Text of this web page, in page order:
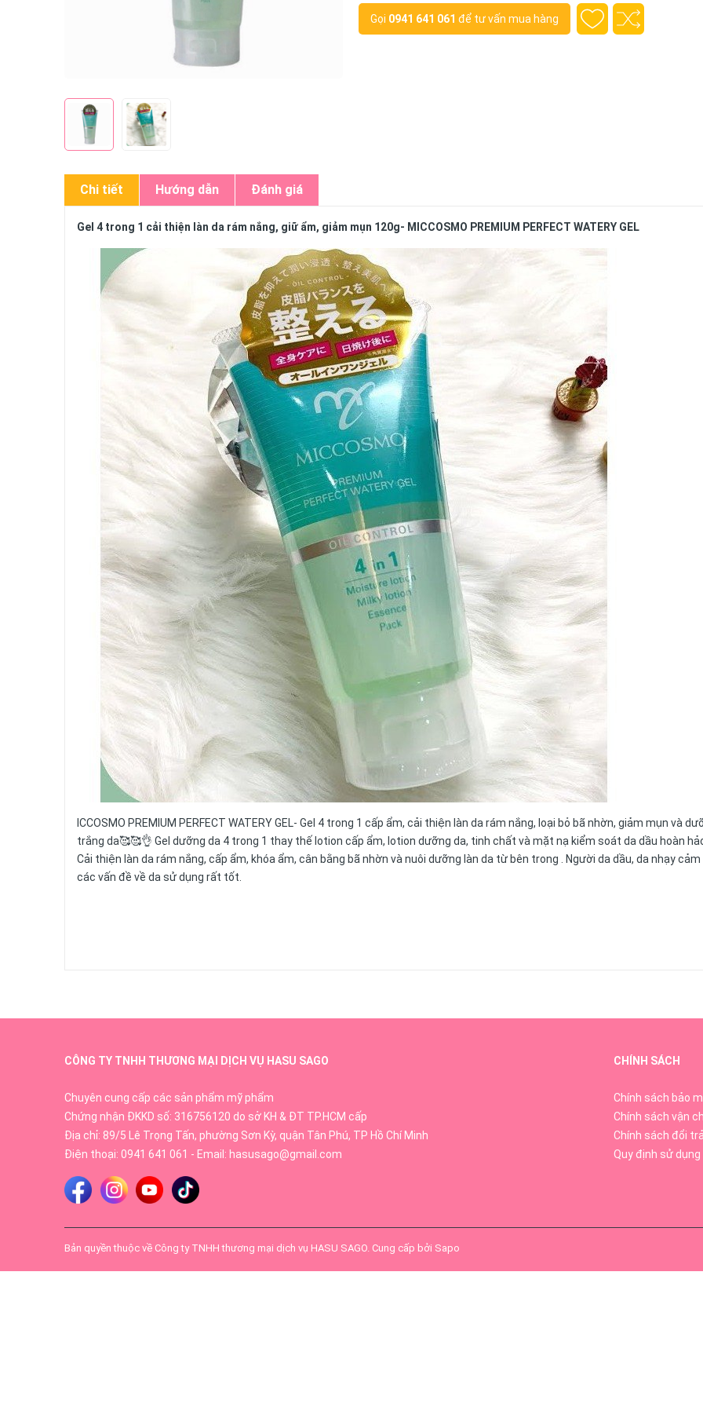
Gọi 0941 641 061 để tư vấn mua hàng
Chi tiết Hướng dẫn Đánh giá
Gel 4 trong 1 cải thiện làn da rám nắng, giữ ẩm, giảm mụn 120g- MICCOSMO PREMIUM PERFECT WATERY GEL
ICCOSMO PREMIUM PERFECT WATERY GEL- Gel 4 trong 1 cấp ẩm, cải thiện làn da rám nắng, loại bỏ bã nhờn, giảm mụn và
trắng da🥰🥰👌 Gel dưỡng da 4 trong 1 thay thế lotion cấp ẩm, lotion dưỡng da, tinh chất và mặt nạ kiểm soát da dầu hoàn
Cải thiện làn da rám nắng, cấp ẩm, khóa ẩm, cân bằng bã nhờn và nuôi dưỡng làn da từ bên trong . Người da dầu, da nhạy cảm
các vấn đề về da sử dụng rất tốt.
CÔNG TY TNHH THƯƠNG MẠI DỊCH VỤ HASU SAGO
Chuyên cung cấp các sản phẩm mỹ phẩm
Chứng nhận ĐKKD số: 316756120 do sở KH & ĐT TP.HCM cấp
Địa chỉ: 89/5 Lê Trọng Tấn, phường Sơn Kỳ, quận Tân Phú, TP Hồ Chí Minh
Điện thoại: 0941 641 061 - Email: hasusago@gmail.com
CHÍNH SÁCH
Chính sách bảo
Chính sách vận
Chính sách đổi
Quy định sử dụng
Bản quyền thuộc về Công ty TNHH thương mại dịch vụ HASU SAGO. Cung cấp bởi Sapo